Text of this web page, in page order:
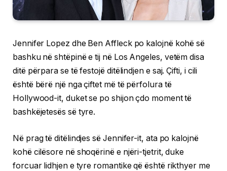
Jennifer Lopez dhe Ben Affleck po kalojnë kohë së
bashku në shtëpinë e tij në Los Angeles, vetëm disa
ditë përpara se të festojë ditëlindjen e saj. Çifti, i cili
është bërë një nga çiftet më të përfolura të
Hollywood-it, duket se po shijon çdo moment të
bashkëjetesës së tyre.
Në prag të ditëlindjes së Jennifer-it, ata po kalojnë
kohë cilësore në shoqërinë e njëri-tjetrit, duke
forcuar lidhjen e tyre romantike që është rikthyer me